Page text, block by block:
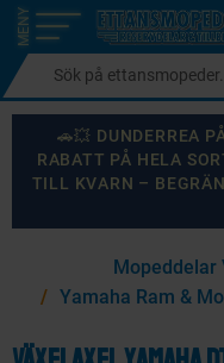
Meny
🚗💥 DUNDERREA
RABATT PÅ HELA
TILL KVARN –
KANSKE NÅGON AV
Mopeddelar
Yamaha Ram &